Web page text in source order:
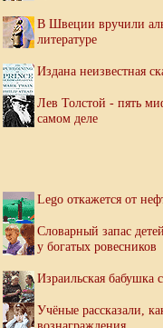
В Швеции вручили
литературе
Издана неизвестная
Лев Толстой - пять
самом деле
Lego откажется от
Словарный запас
у богатых ровесников
Израильская бабушка
Учёные рассказали,
вознаграждения